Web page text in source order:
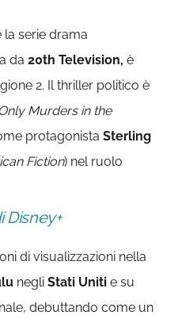
la serie drama
da20th Television, è
2. Il thriller politico è
Only Murders in the
protagonistaSterling
Fiction) nel ruolo
Disney+
di visualizzazioni nella
negliStati Uniti e su
debuttando come un